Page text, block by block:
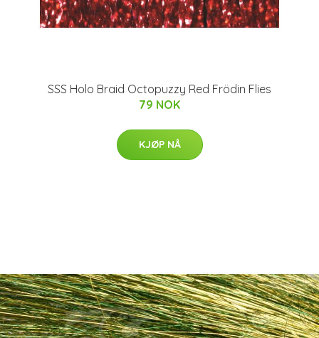
SSS Holo Braid Octopuzzy Red Frödin Flies
79 NOK
KJØP NÅ